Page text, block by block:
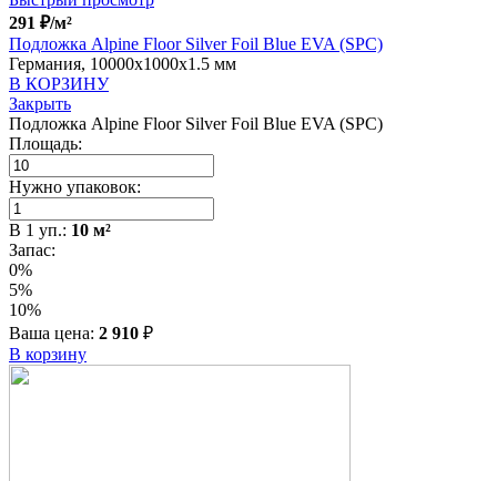
291 ₽/м²
Подложка Alpine Floor Silver Foil Blue EVA (SPC)
Германия, 10000x1000x1.5 мм
В КОРЗИНУ
Закрыть
Подложка Alpine Floor Silver Foil Blue EVA (SPC)
Площадь:
Нужно упаковок:
В 1 уп.: 10 м²
Запас:
0%
5%
10%
Ваша цена: 2 910 ₽
В корзину